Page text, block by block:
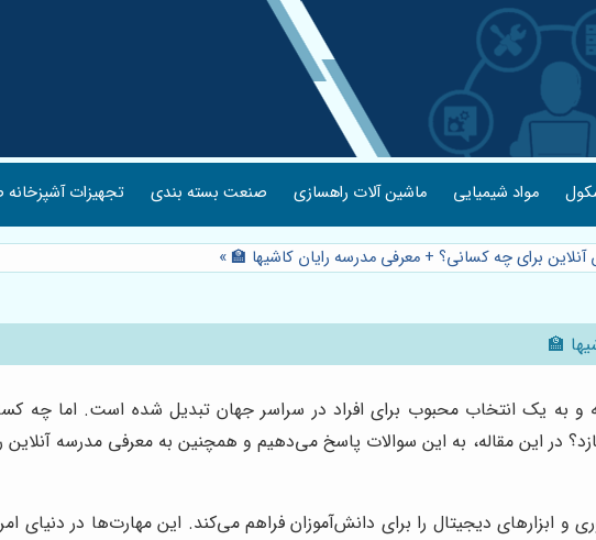
مواد شیمیایی ماشین آلات راهسازی صنعت بسته بندی تجهیزات
»
به یک انتخاب محبوب برای افراد در سراسر جهان تبدیل شده است. اما چه
در این مقاله، به این سوالات پاسخ می‌دهیم و همچنین به معرفی مدرسه آنلاین
و ابزارهای دیجیتال را برای دانش‌آموزان فراهم می‌کند. این مهارت‌ها در دنیای